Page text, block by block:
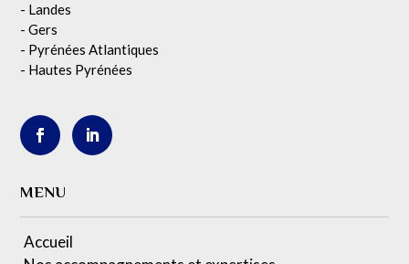
- Landes
- Gers
- Pyrénées Atlantiques
- Hautes Pyrénées
MENU
Accueil